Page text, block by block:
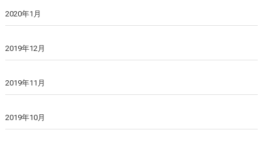
2020年1月
2019年12月
2019年11月
2019年10月